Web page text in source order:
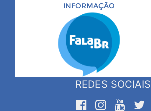
INFORMAÇÃO
REDES SOCIAIS